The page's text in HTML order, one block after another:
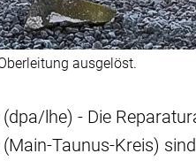
ausgelöst.
lhe) - Die
Taunus-Kreis)